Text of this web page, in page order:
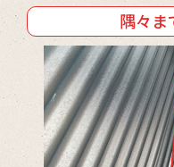
隅々ま